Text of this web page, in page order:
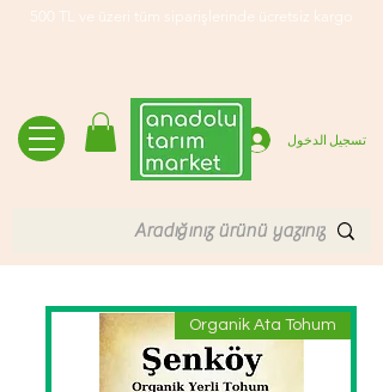
500 TL ve üzeri tüm siparişlerinde ücretsiz kargo
تسجيل الدخول
Organik Ata Tohum